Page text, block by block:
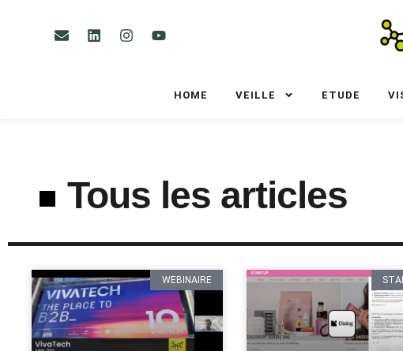
HOME VEILLE ETUDE
Tous les articles
WEBINAIRE